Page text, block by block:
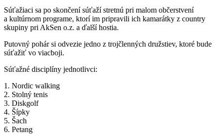
Súťažiaci sa po skončení súťaží stretnú pri malom občerstvení
a kultúrnom programe, ktorí im pripravili ich kamarátky z country
skupiny pri AkSen o.z. a ďalší hostia.
Putovný pohár si odvezie jedno z trojčlenných družstiev, ktoré bude
súťažiť vo viacboji.
Súťažné disciplíny jednotlivci:
1. Nordic walking
2. Stolný tenis
3. Diskgolf
4. Šípky
5. Šach
6. Petang